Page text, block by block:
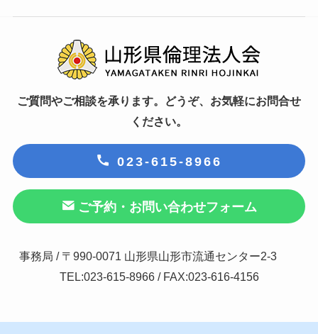
ご質問やご相談を承ります。どうぞ、お気軽にお問合せ
ください。
023-615-8966
ご予約・お問い合わせフォーム
事務局 / 〒990-0071 山形県山形市流通センター2-3
TEL:023-615-8966 / FAX:023-616-4156